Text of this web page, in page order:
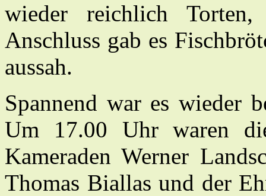
wieder reichlich
Anschluss gab es
aussah.
Spannend war es wieder
Um 17.00 Uhr waren
Kameraden Werner
Thomas Biallas und der